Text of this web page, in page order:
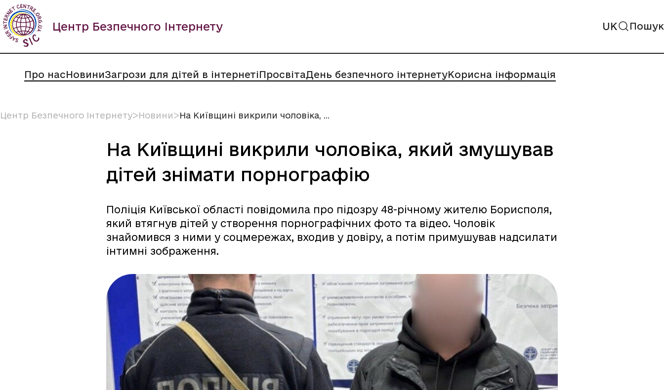
Пропустити
вміст
Центр Безпечного Інтернету UK Пошук
Про насНовиниЗагрози для дітей в інтернетіПросвітаДень безпечного інтернетуКорисна інформація
Центр Безпечного ІнтернетуᐳНовиниᐳНа Київщині викрили чоловіка, ...
На Київщині викрили чоловіка, який змушував
дітей знімати порнографію
Поліція Київської області повідомила про підозру 48-річному жителю Борисполя,
який втягнув дітей у створення порнографічних фото та відео. Чоловік
знайомився з ними у соцмережах, входив у довіру, а потім примушував надсилати
інтимні зображення.